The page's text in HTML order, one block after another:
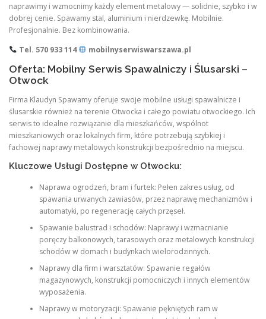
naprawimy i wzmocnimy każdy element metalowy — solidnie, szybko i w
dobrej cenie. Spawamy stal, aluminium i nierdzewkę. Mobilnie.
Profesjonalnie. Bez kombinowania.
Tel. 570 933 114
mobilnyserwiswarszawa.pl
Oferta: Mobilny Serwis Spawalniczy i Ślusarski –
Otwock
Firma Klaudyn Spawamy oferuje swoje mobilne usługi spawalnicze i
ślusarskie również na terenie Otwocka i całego powiatu otwockiego. Ich
serwis to idealne rozwiązanie dla mieszkańców, wspólnot
mieszkaniowych oraz lokalnych firm, które potrzebują szybkiej i
fachowej naprawy metalowych konstrukcji bezpośrednio na miejscu.
Kluczowe Usługi Dostępne w Otwocku:
Naprawa ogrodzeń, bram i furtek: Pełen zakres usług, od
spawania urwanych zawiasów, przez naprawę mechanizmów i
automatyki, po regenerację całych przęseł.
Spawanie balustrad i schodów: Naprawy i wzmacnianie
poręczy balkonowych, tarasowych oraz metalowych konstrukcji
schodów w domach i budynkach wielorodzinnych.
Naprawy dla firm i warsztatów: Spawanie regałów
magazynowych, konstrukcji pomocniczych i innych elementów
wyposażenia.
Naprawy w motoryzacji: Spawanie pękniętych ram w